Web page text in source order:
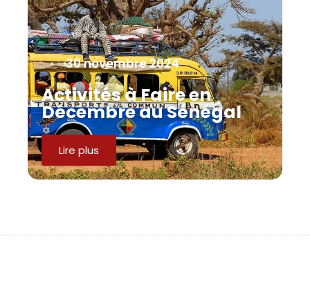
30 novembre 2024
Activités à Faire en
Décembre au Sénégal
Lire plus